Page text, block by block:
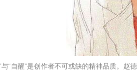
“自醒”是创作者不可或缺的精神品质。